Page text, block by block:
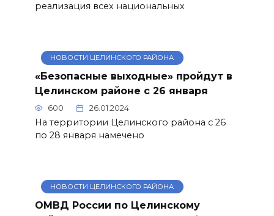
реализация всех национальных
НОВОСТИ ЦЕЛИНСКОГО РАЙОНА
«Безопасные выходные» пройдут в
Целинском районе с 26 января
600 26.01.2024
На территории Целинского района с 26
по 28 января намечено
НОВОСТИ ЦЕЛИНСКОГО РАЙОНА
ОМВД России по Целинскому